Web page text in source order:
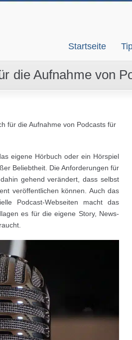
Startseite
die Aufnahme von
für die Aufnahme von Podcasts für
eigene Hörbuch oder ein Hörspiel
Beliebtheit. Die Anforderungen für
gehend verändert, dass selbst
veröffentlichen können. Auch das
Podcast-Webseiten macht das
es für die eigene Story, News-